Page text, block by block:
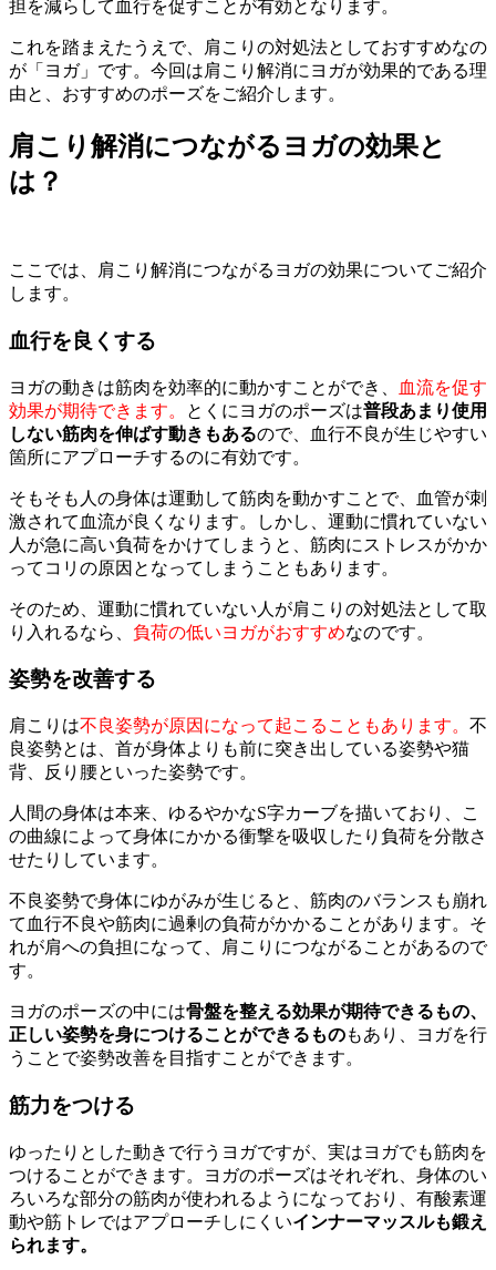
担を減らして血行を促すことが有効となります。
これを踏まえたうえで、肩こりの対処法としておすすめなの
が「ヨガ」です。今回は肩こり解消にヨガが効果的である理
由と、おすすめのポーズをご紹介します。
肩こり解消につながるヨガの効果と
は？
ここでは、肩こり解消につながるヨガの効果についてご紹介
します。
血行を良くする
ヨガの動きは筋肉を効率的に動かすことができ、
血流を促す
効果が期待できます。
とくにヨガのポーズは普段あまり使用
しない筋肉を伸ばす動きもあるので、血行不良が生じやすい
箇所にアプローチするのに有効です。
そもそも人の身体は運動して筋肉を動かすことで、血管が刺
激されて血流が良くなります。しかし、運動に慣れていない
人が急に高い負荷をかけてしまうと、筋肉にストレスがかか
ってコリの原因となってしまうこともあります。
そのため、運動に慣れていない人が肩こりの対処法として取
り入れるなら、 負荷の低いヨガがおすすめなのです。
姿勢を改善する
肩こりは不良姿勢が原因になって起こることもあります。 不
良姿勢とは、首が身体よりも前に突き出している姿勢や猫
背、反り腰といった姿勢です。
人間の身体は本来、ゆるやかなS字カーブを描いており、こ
の曲線によって身体にかかる衝撃を吸収したり負荷を分散さ
せたりしています。
不良姿勢で身体にゆがみが生じると、筋肉のバランスも崩れ
て血行不良や筋肉に過剰の負荷がかかることがあります。そ
れが肩への負担になって、肩こりにつながることがあるので
す。
ヨガのポーズの中には骨盤を整える効果が期待できるもの、
正しい姿勢を身につけることができるものもあり、ヨガを行
うことで姿勢改善を目指すことができます。
筋力をつける
ゆったりとした動きで行うヨガですが、実はヨガでも筋肉を
つけることができます。ヨガのポーズはそれぞれ、身体のい
ろいろな部分の筋肉が使われるようになっており、有酸素運
動や筋トレではアプローチしにくいインナーマッスルも鍛え
られます。